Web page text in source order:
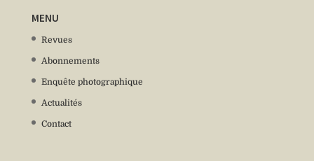
MENU
Revues
Abonnements
Enquête photographique
Actualités
Contact